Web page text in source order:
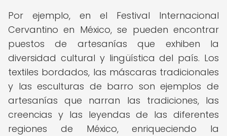
Por ejemplo, en el Festival Internacional
Cervantino en México, se pueden encontrar
puestos de artesanías que exhiben la
diversidad cultural y lingüística del país. Los
textiles bordados, las máscaras tradicionales
y las esculturas de barro son ejemplos de
artesanías que narran las tradiciones, las
creencias y las leyendas de las diferentes
regiones de México, enriqueciendo la